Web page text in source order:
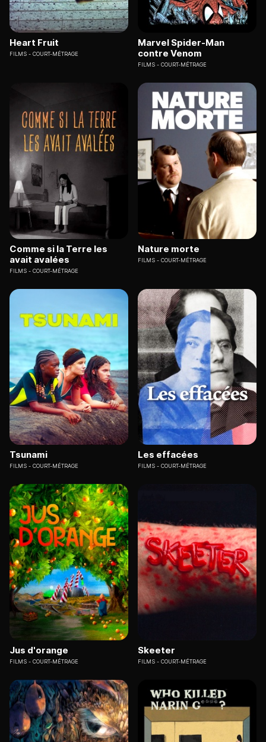
Heart Fruit
FILMS COURT-MÉTRAGE
Marvel Spider-Man
contre Venom
FILMS COURT-MÉTRAGE
Comme si la Terre les
avait avalées
FILMS COURT-MÉTRAGE
Nature morte
FILMS COURT-MÉTRAGE
Tsunami
FILMS COURT-MÉTRAGE
Les effacées
FILMS COURT-MÉTRAGE
Jus d'orange
FILMS COURT-MÉTRAGE
Skeeter
FILMS COURT-MÉTRAGE